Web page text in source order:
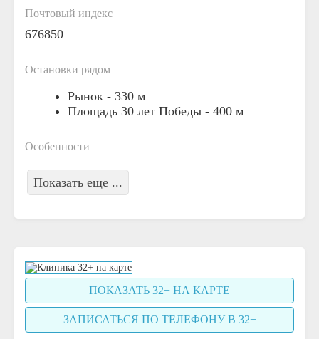
Почтовый индекс
676850
Остановки рядом
Рынок - 330 м
Площадь 30 лет Победы - 400 м
Особенности
Показать еще ...
ПОКАЗАТЬ 32+ НА КАРТЕ
ЗАПИСАТЬСЯ ПО ТЕЛЕФОНУ В 32+